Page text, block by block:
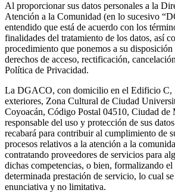
Al proporcionar sus datos personales a la
Atención a la Comunidad (en lo sucesivo
entendido que está de acuerdo con los
finalidades del tratamiento de los datos, así
procedimiento que ponemos a su disposición
derechos de acceso, rectificación,
Política de Privacidad.
La DGACO, con domicilio en el Edificio C,
exteriores, Zona Cultural de Ciudad
Coyoacán, Código Postal 04510, Ciudad de
responsable del uso y protección de sus
recabará para contribuir al cumplimiento de
procesos relativos a la atención a la
contratando proveedores de servicios para
dichas competencias, o bien, formalizando
determinada prestación de servicio, lo cual
enunciativa y no limitativa.